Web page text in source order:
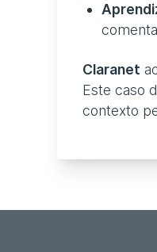
Claranet
Este caso
contexto